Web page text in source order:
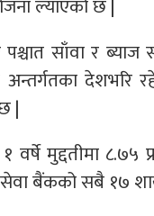
ल्याएको छ |
साँवा र
अन्तर्गतका
|
मुद्दतीमा ८.७५
बैंकको सबै १७